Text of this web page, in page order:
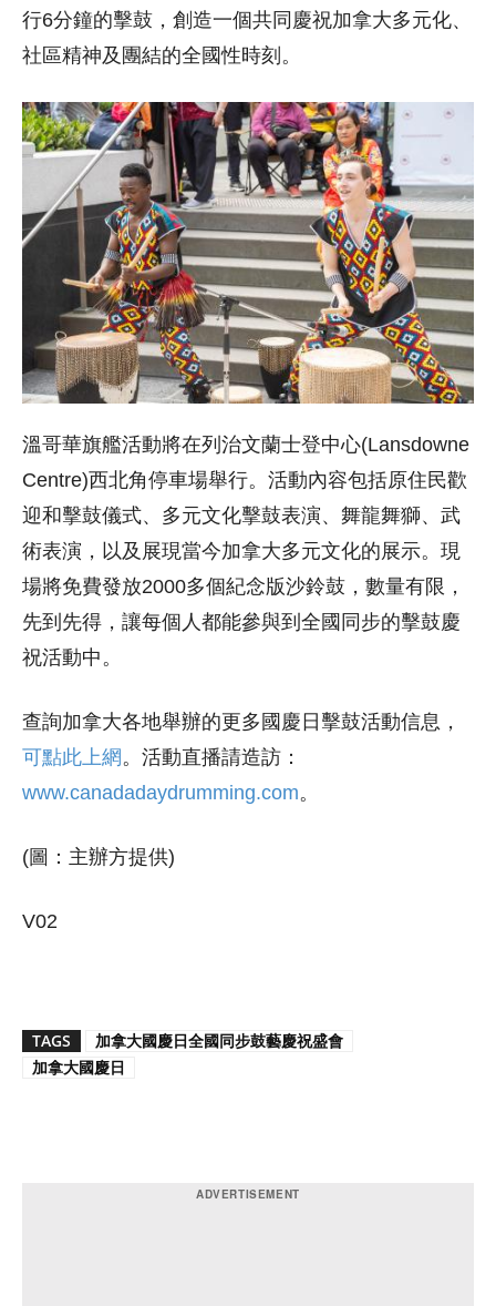
行6分鐘的擊鼓，創造一個共同慶祝加拿大多元化、
社區精神及團結的全國性時刻。
溫哥華旗艦活動將在列治文蘭士登中心(Lansdowne
Centre)西北角停車場舉行。活動內容包括原住民歡
迎和擊鼓儀式、多元文化擊鼓表演、舞龍舞獅、武
術表演，以及展現當今加拿大多元文化的展示。現
場將免費發放2000多個紀念版沙鈴鼓，數量有限，
先到先得，讓每個人都能參與到全國同步的擊鼓慶
祝活動中。
查詢加拿大各地舉辦的更多國慶日擊鼓活動信息，
可點此上網。活動直播請造訪：
www.canadadaydrumming.com。
(圖：主辦方提供)
V02
TAGS
加拿大國慶日全國同步鼓藝慶祝盛會
加拿大國慶日